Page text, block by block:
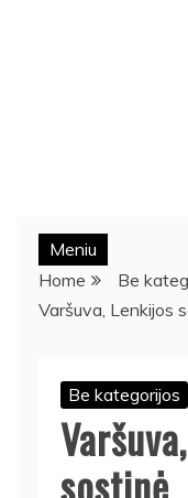
Meniu
Home
Be
Varšuva, Lenkijos
Be kategorijos
sostinė